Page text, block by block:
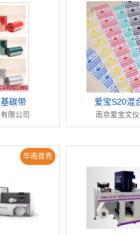
碳带
限公司
爱宝S20混
南京爱宝文
华南首秀